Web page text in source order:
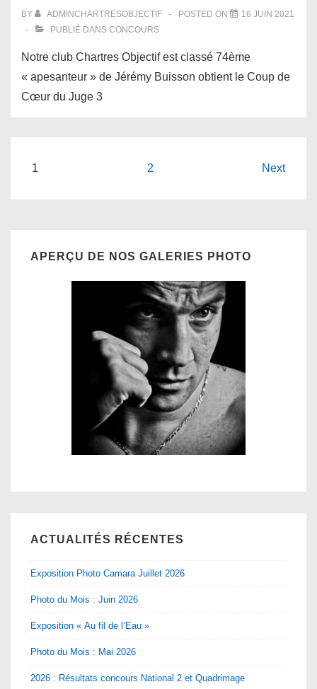
BY ADMINCHARTRESOBJECTIF POSTED ON
16 JUIN 2021
PUBLIÉ DANS CONCOURS
Notre club Chartres Objectif est classé 74ème
« apesanteur » de Jérémy Buisson obtient le Coup de
Cœur du Juge 3
Pagination
1 2 Next
APERÇU DE NOS GALERIES PHOTO
ACTUALITÉS RÉCENTES
Exposition Photo Camara Juillet 2026
Photo du Mois : Juin 2026
Exposition « Au fil de l’Eau »
Photo du Mois : Mai 2026
2026 : Résultats concours National 2 et Quadrimage